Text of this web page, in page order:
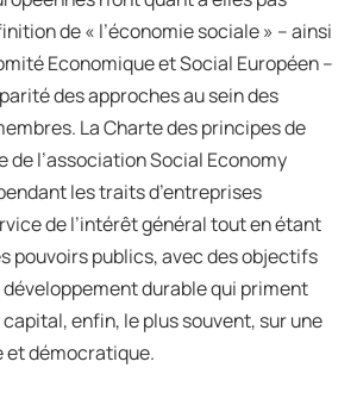
de « l’économie sociale » – ainsi
Economique et Social Européen –
des approches au sein des
La Charte des principes de
de l’association Social Economy
les traits d’entreprises
de l’intérêt général tout en étant
pouvoirs publics, avec des objectifs
durable qui priment
enfin, le plus souvent, sur une
et démocratique.